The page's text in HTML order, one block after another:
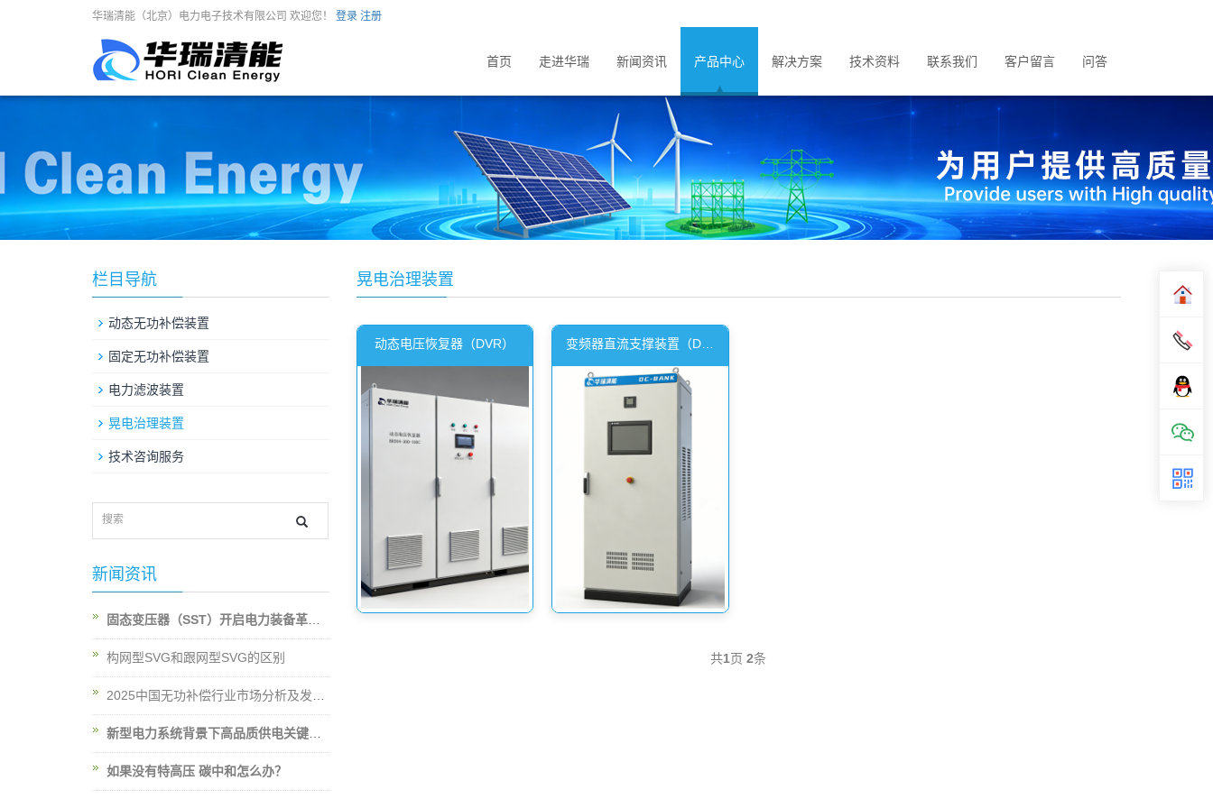
华瑞清能（北京）电力电子技术有限公司 欢迎您！ 登录 注册
首页 走进华瑞 新闻资讯 产品中心 解决方案 技术资料 联系我们 客户留言 问答
晃电治理装置
动态电压恢复器（DVR）
共1页2条
栏目导航
动态无功补偿装置
固定无功补偿装置
电力滤波装置
晃电治理装置
技术咨询服务
新闻资讯
构网型SVG和跟网型SVG的区别
如果没有特高压 碳中和怎么办？